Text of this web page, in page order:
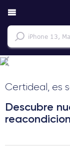
Certideal, es
Descubre